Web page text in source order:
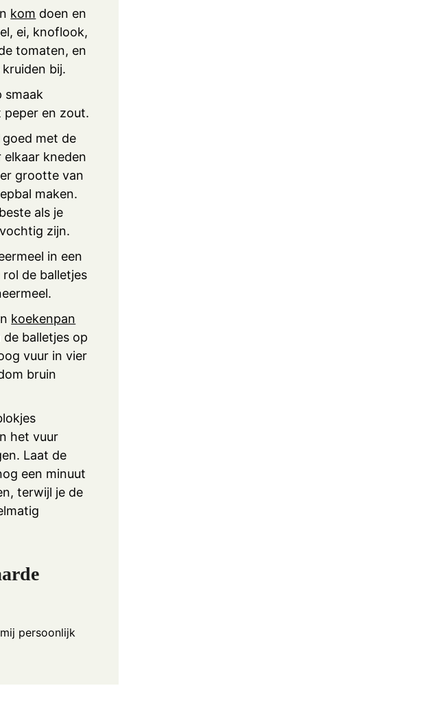
kom doen en
ei, knoflook,
tomaten, en
bij.
smaak
peper en zout.
met de
kneden
grootte van
maken.
als je
zijn.
in een
rol de balletjes
koekenpan
balletjes op
vuur in vier
bruin
het vuur
Laat de
een minuut
terwijl je de
persoonlijk